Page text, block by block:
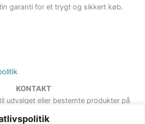
garanti for et trygt og sikkert køb.
KONTAKT
udvalget eller bestemte produkter på